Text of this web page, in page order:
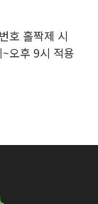
호 홀짝제 시
오후 9시 적용